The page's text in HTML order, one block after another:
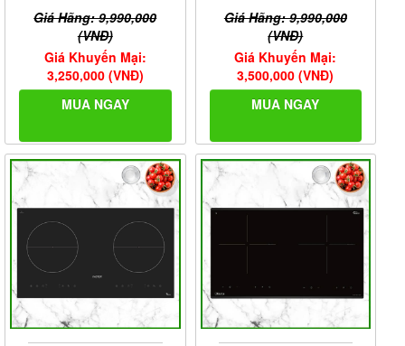
Giá Hãng: 9,990,000
(VNĐ)
Giá Khuyến Mại:
3,250,000 (VNĐ)
MUA NGAY
Giá Hãng: 9,990,000
(VNĐ)
Giá Khuyến Mại:
3,500,000 (VNĐ)
MUA NGAY